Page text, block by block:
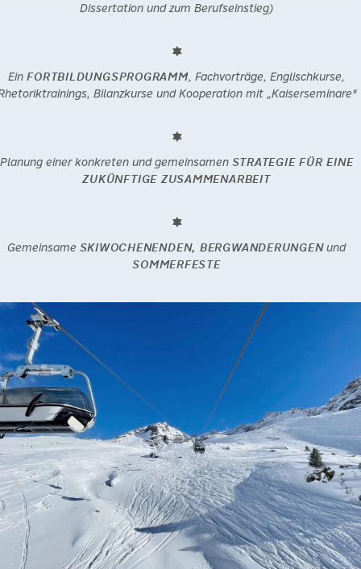
Dissertation und zum Berufseinstieg)
EinFORTBILDUNGSPROGRAMM, Fachvorträge, Englischkurse,
Bilanzkurse und Kooperation mit „Kaiserseminare"
Planung einer konkreten und gemeinsamen STRATEGIE FÜR EINE
ZUKÜNFTIGE ZUSAMMENARBEIT
Gemeinsame SKIWOCHENENDEN, BERGWANDERUNGENund
SOMMERFESTE